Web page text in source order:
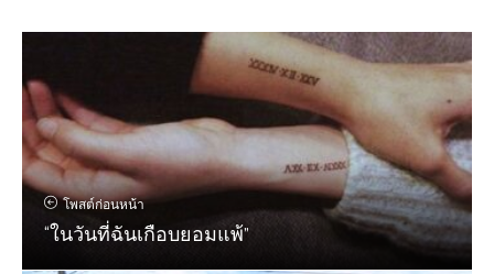
โพสต์ก่อนหน้า
“ในวันที่ฉันเกือบยอมแพ้”